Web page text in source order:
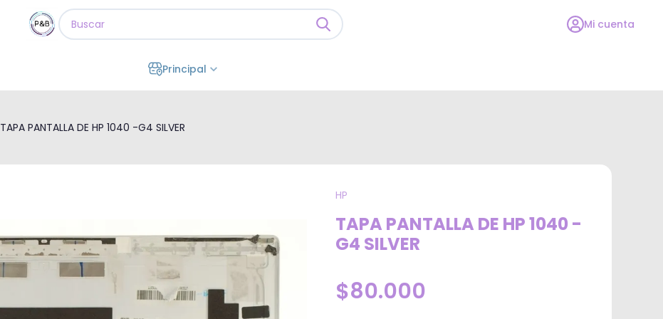
Mi cuenta
Principal
TAPA PANTALLA DE HP 1040 -G4 SILVER
HP
TAPA PANTALLA DE HP 1040 -
G4 SILVER
$80.000